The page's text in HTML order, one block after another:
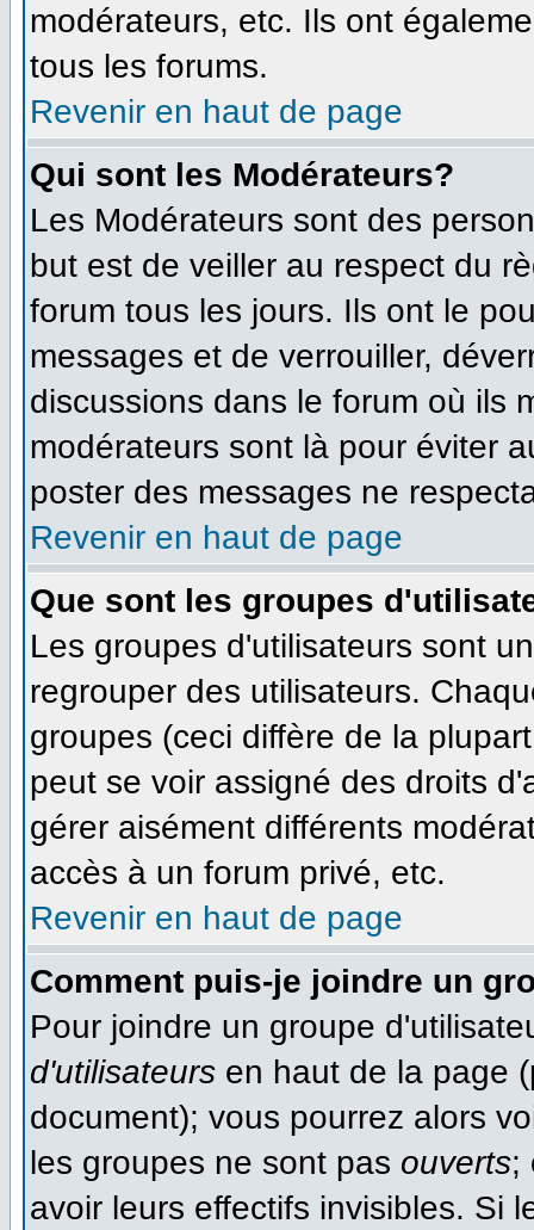
modérateurs, etc. Ils ont
tous les forums.
Revenir en haut de page
Qui sont les Modérateurs?
Les Modérateurs sont des
but est de veiller au respect du
forum tous les jours. Ils ont le
messages et de verrouiller,
discussions dans le forum où ils
modérateurs sont là pour éviter
poster des messages ne
Revenir en haut de page
Que sont les groupes
Les groupes d'utilisateurs sont
regrouper des utilisateurs.
groupes (ceci diffère de la
peut se voir assigné des droits
gérer aisément différents
accès à un forum privé, etc.
Revenir en haut de page
Comment puis-je joindre un
Pour joindre un groupe
d'utilisateurs en haut de la page
document); vous pourrez alors
les groupes ne sont pas ouverts;
avoir leurs effectifs invisibles. Si